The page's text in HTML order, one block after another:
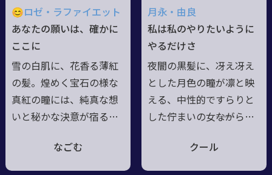
一面も。お茶会と歓談を
愛し、行く先々で花を咲
かせ過ごす日々。人は勿
鮮やかな魔術と華麗な剣
舞も嗜む。愛称はキャロ
ル。
😊ロゼ・ラファイエット
あなたの願いは、確かに
ここに
雪の白肌に、花香る薄紅
の髪。煌めく宝石の様な
真紅の瞳には、純真な想
いと秘かな決意が宿る。
愛情――全てを注いで生み出
した結晶にして宝物。"君
なごむ
月永・由良
私は私のやりたいように
やるだけさ
夜闇の黒髪に、冴え冴え
とした月色の瞳が凛と映
える、中性的ですらりと
した佇まいの女――ながら、
然とした言動も相俟っ
て、一見は男装の麗人と
クール